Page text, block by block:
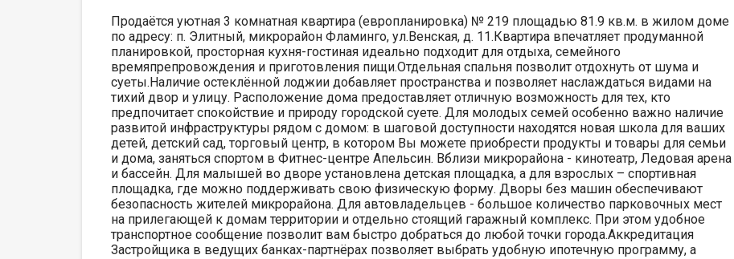
Продаётся уютная 3 комнатная квартира (европланировка) № 219 площадью 81.9 кв.м. в жилом доме
по адресу: п. Элитный, микрорайон Фламинго, ул.Венская, д. 11.Квартира впечатляет продуманной
планировкой, просторная кухня-гостиная идеально подходит для отдыха, семейного
времяпрепровождения и приготовления пищи.Отдельная спальня позволит отдохнуть от шума и
суеты.Наличие остеклённой лоджии добавляет пространства и позволяет наслаждаться видами на
тихий двор и улицу. Расположение дома предоставляет отличную возможность для тех, кто
предпочитает спокойствие и природу городской суете. Для молодых семей особенно важно наличие
развитой инфраструктуры рядом с домом: в шаговой доступности находятся новая школа для ваших
детей, детский сад, торговый центр, в котором Вы можете приобрести продукты и товары для семьи
и дома, заняться спортом в Фитнес-центре Апельсин. Вблизи микрорайона - кинотеатр, Ледовая арена
и бассейн. Для малышей во дворе установлена детская площадка, а для взрослых – спортивная
площадка, где можно поддерживать свою физическую форму. Дворы без машин обеспечивают
безопасность жителей микрорайона. Для автовладельцев - большое количество парковочных мест
на прилегающей к домам территории и отдельно стоящий гаражный комплекс. При этом удобное
транспортное сообщение позволит вам быстро добраться до любой точки города.Аккредитация
Застройщика в ведущих банках-партнёрах позволяет выбрать удобную ипотечную программу, а